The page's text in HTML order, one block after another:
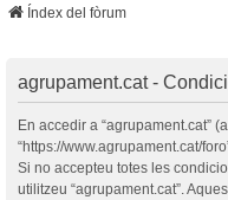
Índex del fòrum
agrupament.cat -
En accedir a “agrupament.cat”
“https://www.agrupament.cat/
Si no accepteu totes les
utilitzeu “agrupament.cat”.